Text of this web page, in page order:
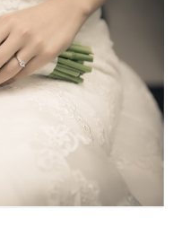
세인트웨스턴 범어 웨딩스냅 대구웨딩스냅